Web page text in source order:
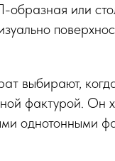
образная или
выбирают,
фактурой. Он
однотонными